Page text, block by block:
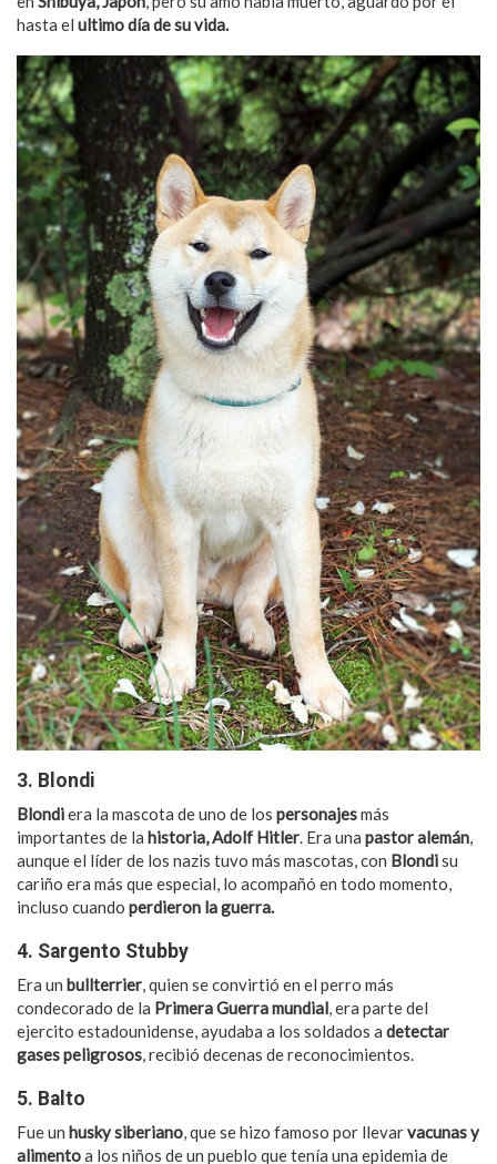
hasta el ultimo día de su vida.
3. Blondi
Blondiera la mascota de uno de los personajesmás
importantes de la historia, Adolf Hitler. Era una pastor alemán,
aunque el líder de los nazis tuvo más mascotas, con Blondisu
cariño era más que especial, lo acompañó en todo momento,
incluso cuando perdieron la guerra.
4. Sargento Stubby
Era un bullterrier, quien se convirtió en el perro más
condecorado de la Primera Guerra mundial, era parte del
ejercito estadounidense, ayudaba a los soldados a detectar
gases peligrosos, recibió decenas de reconocimientos.
5. Balto
Fue un husky siberiano, que se hizo famoso por llevarvacunas y
alimentoa los niños de un pueblo que tenía una epidemia de